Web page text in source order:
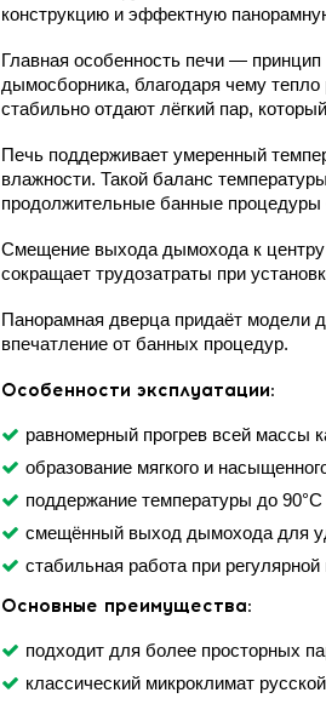
конструкцию и эффектную
Главная особенность печи —
дымосборника, благодаря чему
стабильно отдают лёгкий пар,
Печь поддерживает умеренный
влажности. Такой баланс
продолжительные банные
Смещение выхода дымохода к
сокращает трудозатраты при
Панорамная дверца придаёт модели
впечатление от банных процедур.
Особенности эксплуатации:
равномерный прогрев всей массы
образование мягкого и
поддержание температуры до
смещённый выход дымохода для
стабильная работа при
Основные преимущества:
подходит для более просторных
классический микроклимат